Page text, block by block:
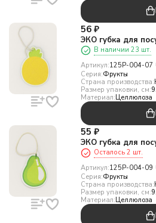
56 ₽
ЭКО губка для
В наличии 23 шт.
Артикул:125P-004-07
Серия:Фрукты
Страна производства:
Размер упаковки, см:
Материал:Целлюлоза
55 ₽
ЭКО губка для
Осталось 2 шт.
Артикул:125P-004-09
Серия:Фрукты
Страна производства:
Размер упаковки, см:
Материал:Целлюлоза